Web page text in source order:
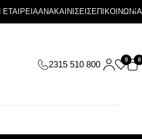
ΕΤΑΙΡΕΙΑΑΝΑΚΑΙΝΙΣΕΙΣΕΠΙΚΟΙΝΩΝΙΑ
2315 510 800 0 0